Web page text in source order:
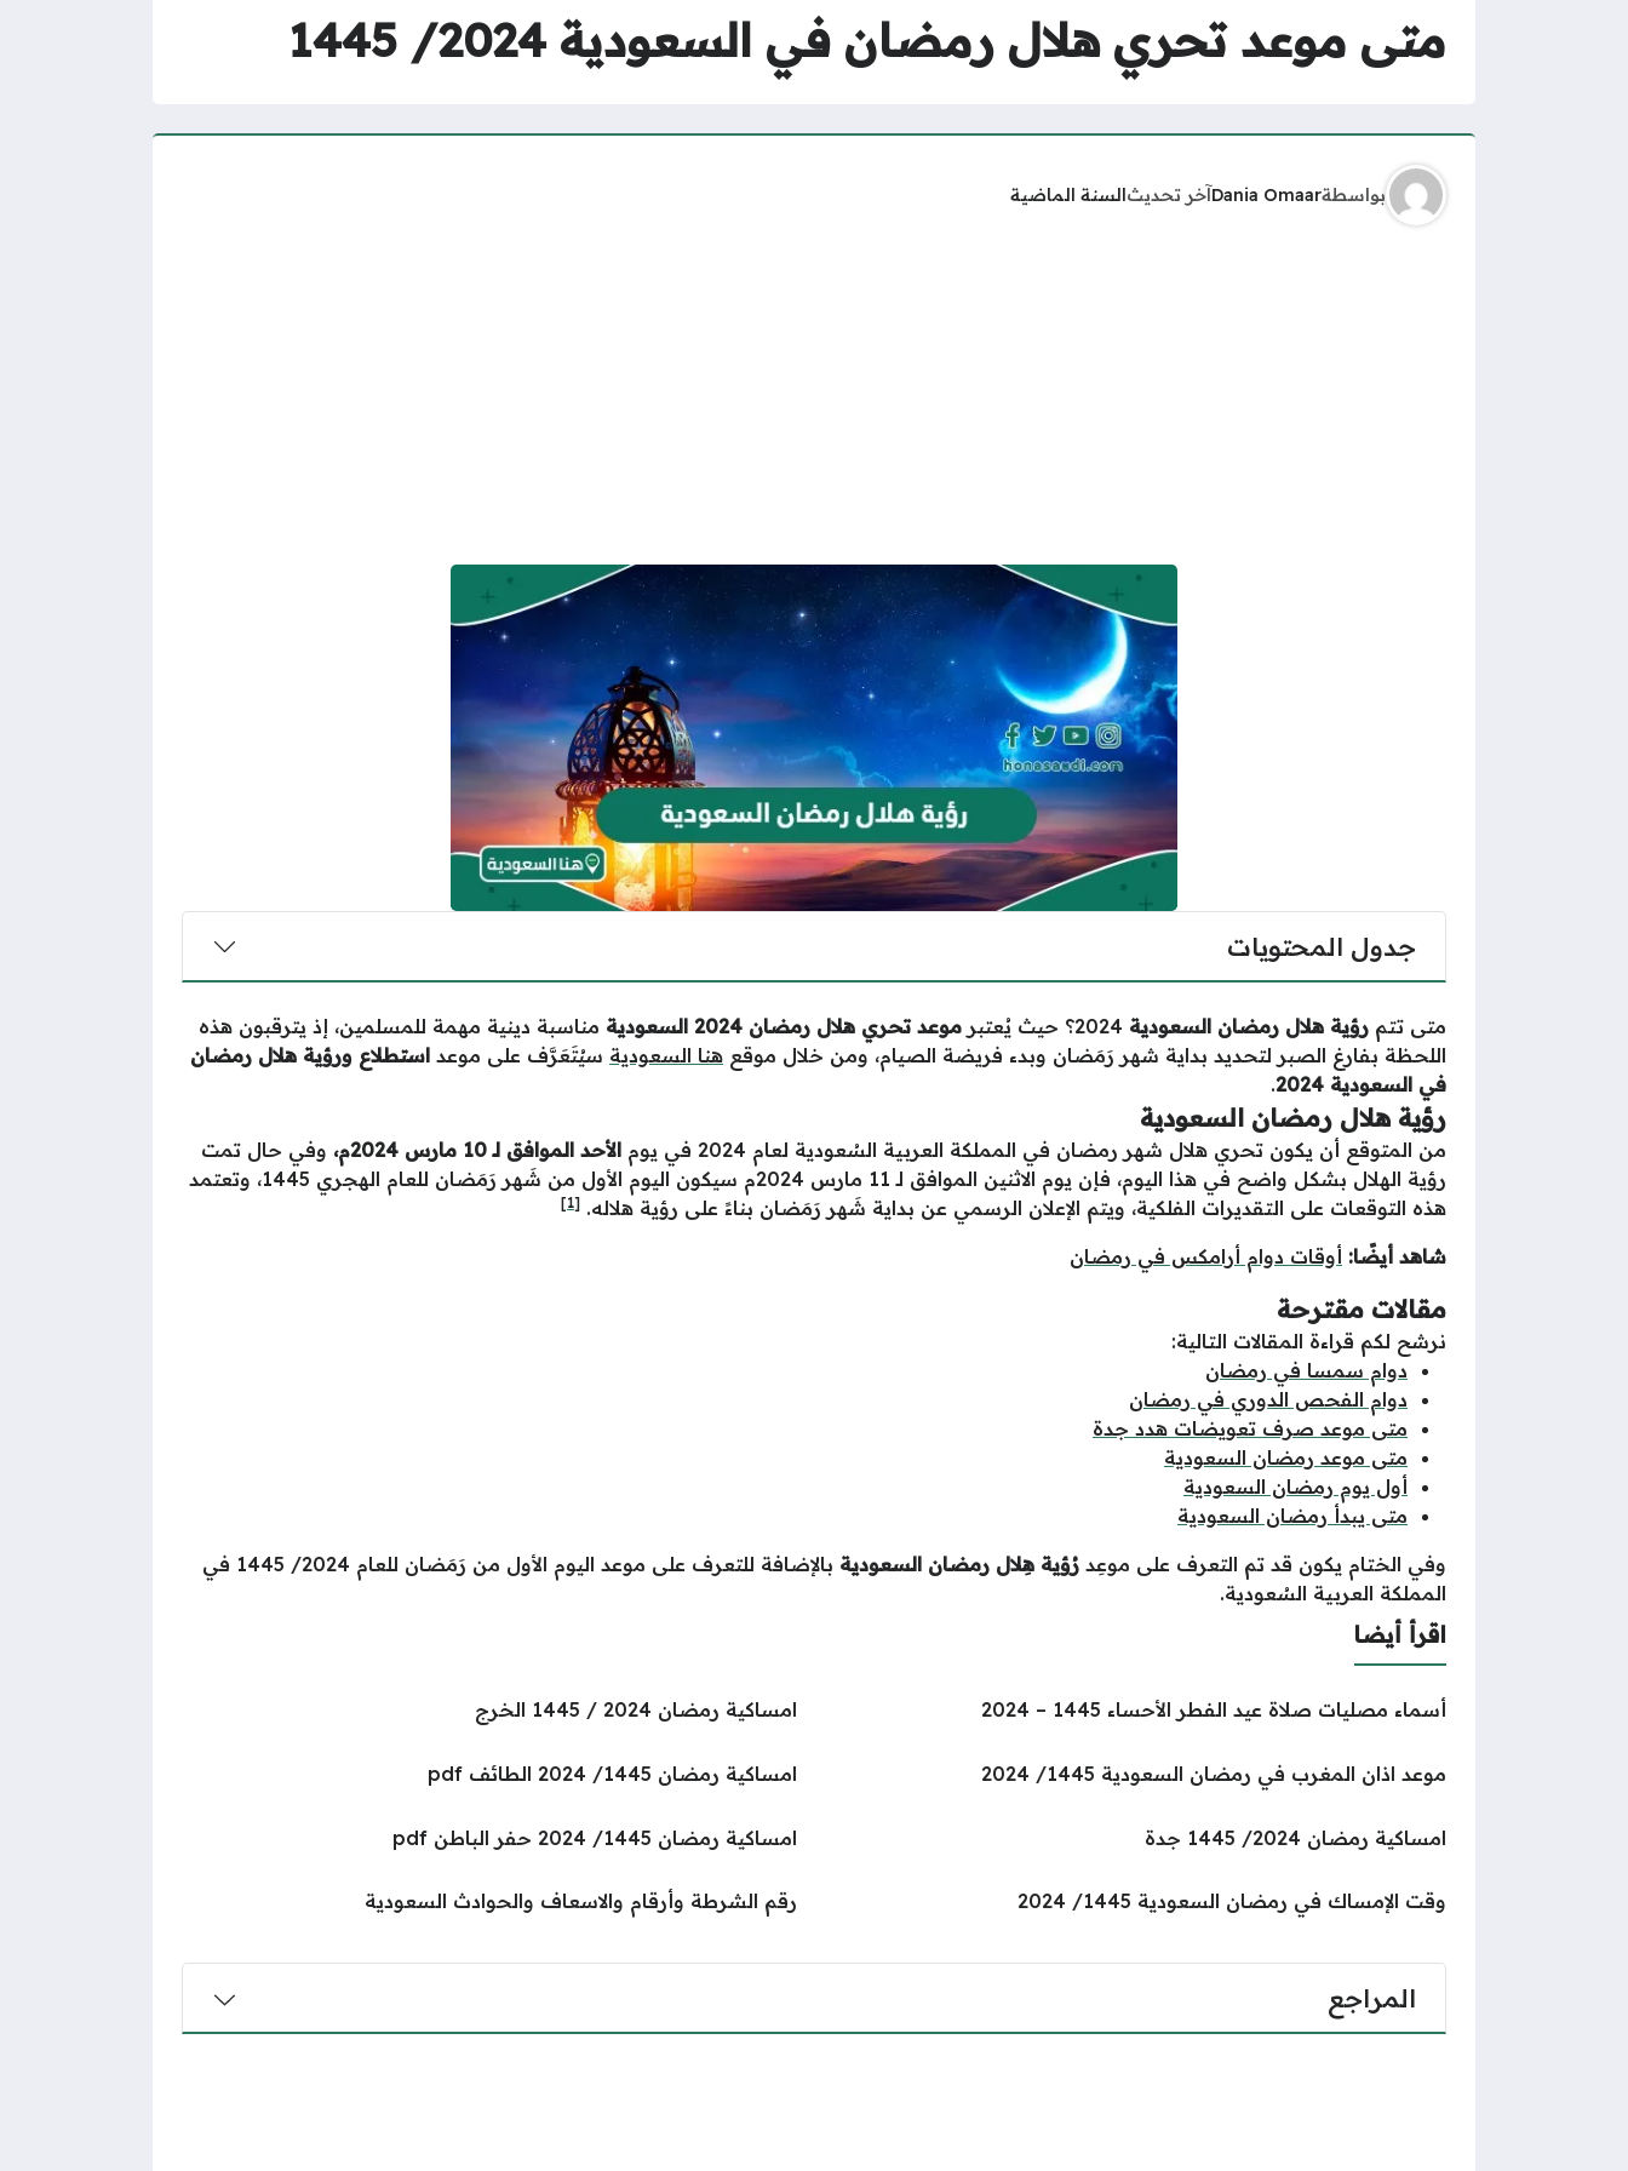
متى موعد تحري هلال رمضان في السعودية 2024/ 1445
بواسطةDania Omaarآخر تحديثالسنة الماضية
جدول المحتويات
متى تتم رؤية هلال رمضان السعودية موعد تحري هلال رمضان 2024 السعودية
مناسبة دينية مهمة للمسلمين، إذ يترقبون هذه
اللحظة بفارغ الصبر لتحديد بداية شهر رَمَضان وبدء فريضة الصيام، ومن خلال موقع هنا السعودية سيُتَعَرَّف على موعد استطلاع ورؤية هلال رمضان
في السعودية 2024
.
رؤية هلال رمضان السعودية
من المتوقع أن يكون تحري هلال شهر رمضان في المملكة العربية السُعودية لعام 2024 في يوم الأحد الموافق لـ 10 مارس 2024م،
وفي حال تمت
رؤية الهلال بشكل واضح في هذا اليوم، فإن يوم الاثنين الموافق لـ 11 مارس 2024م سيكون اليوم الأول من شَهر رَمَضان للعام الهجري 1445، وتعتمد
هذه التوقعات على التقديرات الفلكية، ويتم الإعلان الرسمي عن بداية شَهر رَمَضان بناءً على رؤية هلاله. [1]
شاهد أيضًا: أوقات دوام أرامكس في رمضان
مقالات مقترحة
نرشح لكم قراءة المقالات التالية:
دوام سمسا في رمضان
دوام الفحص الدوري في رمضان
متى موعد صرف تعويضات هدد جدة
متى موعد رمضان السعودية
أول يوم رمضان السعودية
متى يبدأ رمضان السعودية
وفي الختام يكون قد تم التعرف على موعِد رُؤية هِلال رمضان السعودية
بالإضافة للتعرف على موعد اليوم الأول من رَمَضان للعام 2024/ 1445 في
المملكة العربية السُعودية.
اقرأ أيضا
أسماء مصليات صلاة عيد الفطر الأحساء 1445 – 2024 امساكية رمضان 2024 / 1445 الخرج
موعد اذان المغرب في رمضان السعودية 1445/ 2024 امساكية رمضان 1445/ 2024 الطائف pdf
امساكية رمضان 2024/ 1445 جدة امساكية رمضان 1445/ 2024 حفر الباطن pdf
وقت الإمساك في رمضان السعودية 1445/ 2024 رقم الشرطة وأرقام والاسعاف والحوادث السعودية
المراجع